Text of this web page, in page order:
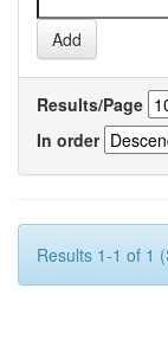
Results/Page
In order
Results 1-1 of 1